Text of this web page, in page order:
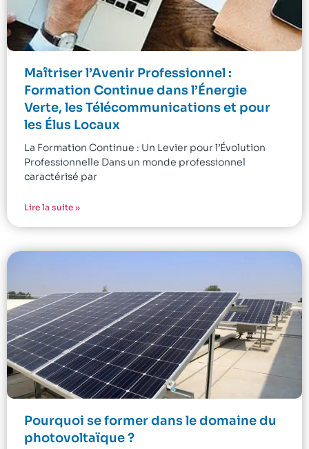
Maîtriser l’Avenir Professionnel :
Formation Continue dans l’Énergie
Verte, les Télécommunications et pour
les Élus Locaux
La Formation Continue : Un Levier pour l’Évolution
Professionnelle Dans un monde professionnel
caractérisé par
Lire la suite »
Pourquoi se former dans le domaine du
photovoltaïque ?